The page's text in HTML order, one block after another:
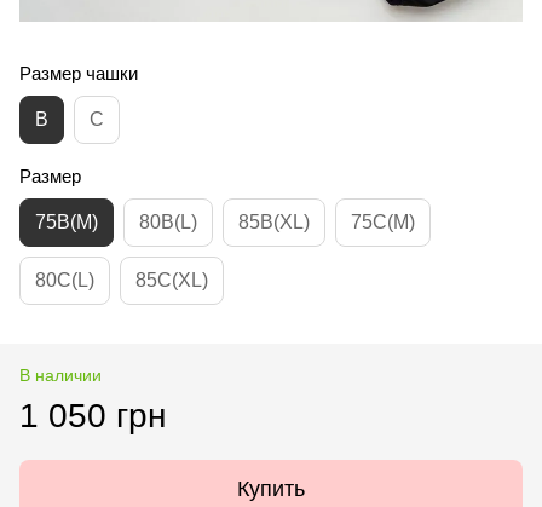
Размер чашки
B C
Размер
75B(M) 80B(L) 85B(XL) 75C(M)
80C(L) 85C(XL)
В наличии
1 050 грн
Купить